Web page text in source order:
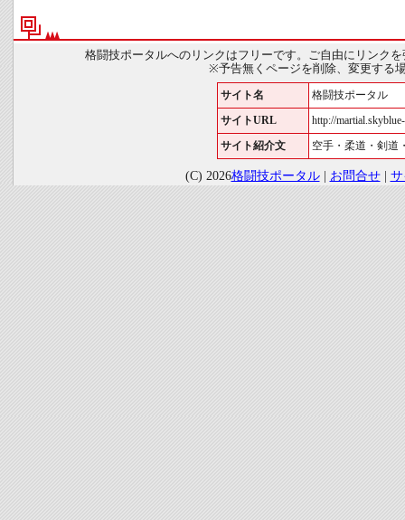
格闘技ポータルへのリンクはフリーです。ご自由にリンク
※予告無くページを削除、変更する
サイト名 格闘技ポータル
サイトURL http://
サイト紹介文 空手・柔道・剣道
(C) 2026格闘技ポータル| お問合せ|